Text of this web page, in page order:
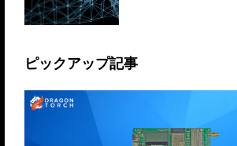
ピックアップ記事